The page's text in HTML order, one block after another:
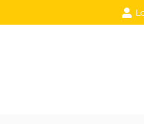
Suscripción Anunciantes